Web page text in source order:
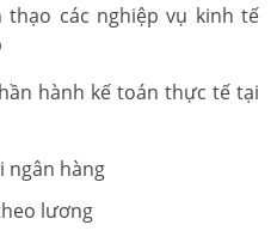
các nghiệp vụ kinh tế
hành kế toán thực tế tại
ngân hàng
lương